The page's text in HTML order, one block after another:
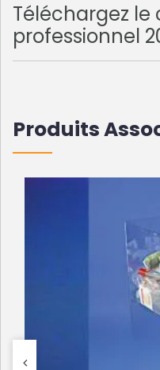
Téléchargez
professionnel
Produits